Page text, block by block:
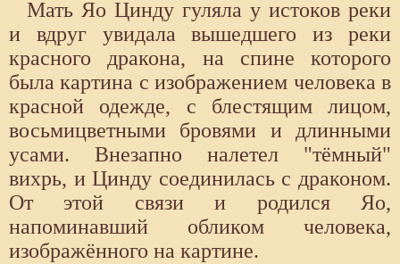
Мать Яо Цинду гуляла у истоков реки
и вдруг увидала вышедшего из реки
красного дракона, на спине которого
была картина с изображением человека в
красной одежде, с блестящим лицом,
восьмицветными бровями и длинными
усами. Внезапно налетел "тёмный"
вихрь, и Цинду соединилась с драконом.
От этой связи и родился Яо,
напоминавший обликом человека,
изображённого на картине.